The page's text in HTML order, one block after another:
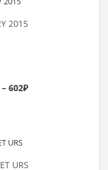
2015
602₽
URS